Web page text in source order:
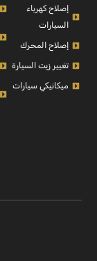
إصلاح كهرباء
السيارات
إصلاح المحرك
تغيير زيت السيارة
ميكانيكي سيارات